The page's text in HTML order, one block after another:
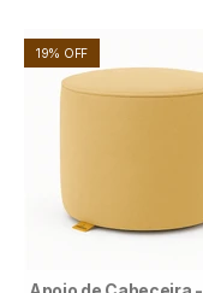
19% OFF